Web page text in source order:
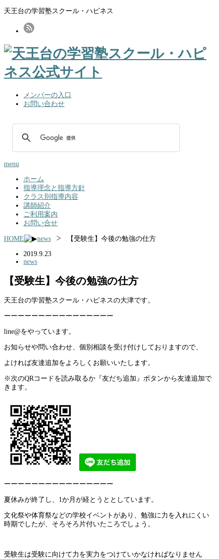
天王台の学習塾スクール・ハピネス
メンバーの入口
お問い合わせ
menu
ホーム
指導理念と指導方針
クラス別指導内容
講師紹介
ご利用案内
お問い合せ
HOME news 【受験生】今後の勉強の仕方
2019.9.23
news
【受験生】今後の勉強の仕方
天王台の学習塾スクール・ハピネスの大津です。
ーーーーーーーーーーーーーーーー
line@をやっています。
お知らせや問い合わせ、個別相談を受け付けしておりますので、
よければ友達追加をよろしくお願いいたします。
※次のQRコードを読み取るか『友だち追加』ボタンから友達追加で
きます。
ーーーーーーーーーーーーーーーー
夏休みが終了し、1か月が経とうととしています。
文化祭や体育祭などの学校イベントがあり、勉強に力を入れにくい
時期でしたが、そろそろ片付いたころでしょう。
受験生は受験に向けて力を実力をつけていかなければなりません